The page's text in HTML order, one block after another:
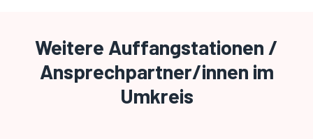
Weitere Auffangstationen /
Ansprechpartner/innen im
Umkreis